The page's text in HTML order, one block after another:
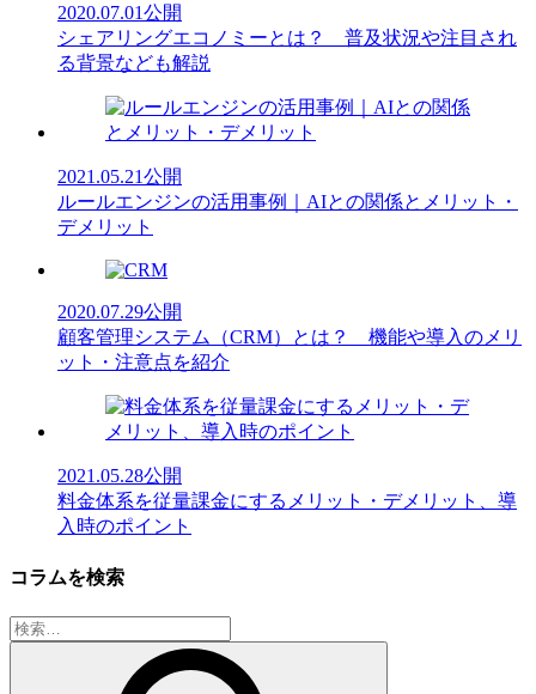
2020.07.01公開
シェアリングエコノミーとは？ 普及状況や注目され
る背景なども解説
2021.05.21公開
ルールエンジンの活用事例｜AIとの関係とメリット・
デメリット
2020.07.29公開
顧客管理システム（CRM）とは？ 機能や導入のメリ
ット・注意点を紹介
2021.05.28公開
料金体系を従量課金にするメリット・デメリット、導
入時のポイント
コラムを検索
検
索: